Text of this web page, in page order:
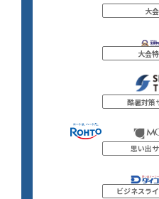
大
大会
酷暑対策
思い出
ビジネスラ